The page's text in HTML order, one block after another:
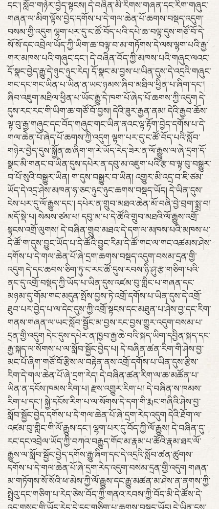
དང་། སློབ་གཉེར་བྱེད་སྟངས། དེ་བཞིན་མི་རིགས་གཞན་དང་རིག་གཞུང་
གཞན་ལ་མིག་ལྟོས་བྱེད་དགོས་པ་དེ་གལ་ཆེན་པོ་ཆགས་བསྡད་འདུག་
བསམ་གྱི་འདུག ལྷག་པར་དུ་ང་ཚོ་བོད་པའི་དཔེ་ཆ་བལྟ་དུས་གཙོ་བོ་དེ་
སོ་སོ་དང་འབྲེལ་ཡོད་ཀྱི་ཡིག་ཆ་བལྟ་བ་མ་གཏོགས་དེ་ལས་ལྷག་པའི་རྒྱ་
གར་མཁས་པའི་གཞུང་དང་། དེ་བཞིན་བོད་ཀྱི་མཁས་པའི་གཞུང་ལའང་
དོ་སྣང་བྱེད་རྒྱུ་དེ་ཉུང་ཉུང་རེད། དོ་སྣང་མ་བྱས་པ་ཡིན་དུས་དེ་འདྲའི་གཞུང་
གང་དང་གང་ཡིན་པ་ཡིན་ན་ཡང་ཉམས་ཞིབ་མཐིལ་ཕྱིན་པ་ཞིག་དང་།
ཞིབ་འཇུག་མཐིལ་ཕྱིན་པ་ཡོང་རྒྱུ་དེ་ཁག་པོ་ཞེད་པོ་ཆགས་ཀྱི་འདུག དེ་
དུས་རང་རང་གི་ཡིག་ཆ་གཙོ་བོ་བྱས། དེའི་ཟུར་རྒྱན་ནམ། དེའི་རྒྱབ་ཆོས་
ལྟ་བུ་རྒྱ་གཞུང་དང་བོད་གཞུང་གང་ཡིན་ནའང་ལྟ་རྟོག་བྱེད་དགོས་པ་དེ་
གལ་ཆེན་པོ་ཞེད་པོ་ཆགས་ཀྱི་འདུག ལྷག་པར་དུ་ང་ཚོ་བོད་པའི་སློབ་
གཉེར་བྱེད་དུས་སྐྱོན་ཆ་ཞིག་ག་རེ་ཡོད་རེད་ཟེར་ན་ལོ་རྒྱུུས་ལ་ཞེ་དྲག་དོ་
སྣང་མི་གནང་བ་ཡིན་དུས་དཔེར་ན་དབུ་མ་འཇུག་པའི་རྩ་བ་ལྟ་བུ་བསྒྱུར་
བ་པོ་སུའི་བསྒྱུར་ཡིན། ག་དུས་བསྒྱུར་བ་ཡིན། འགྱུར་མི་འདྲ་བ་ཇི་ཙམ་
ཡོད་དེ་འདྲ་ཤེས་མཁན་ཧ་ཅང་ཉུང་ཉུང་ཆགས་བསྡད་ཡོད། དེ་ཡིན་དུས་
ངེས་པར་དུ་ལོ་རྒྱུས་དང་། དཔེར་ན་གྲུབ་མཐའ་ཆེན་མོ་བཞི་བྱེ་བྲག་སྨྲ་བ།
མདོ་སྡེ་པ། སེམས་ཙམ་པ། དབུ་མ་པ་དེ་ཚོའི་གྲུབ་མཐའི་ལོ་རྒྱུས་འགྲོ་
སྟངས་འགྲོ་ལུགས། དེ་བཞིན་གྲུབ་མཐའ་དེ་དག་ལ་མཁས་པའི་མཁས་པ་
དེ་ཚོ་ག་དུས་བྱུང་ཡོད་པ་དེ་ཚོའི་བྱུང་རིམ་དེ་ཚོ་གང་ལ་གང་འཚམས་ཤེས་
དགོས་པ་དེ་གལ་ཆེན་པོ་ཞེ་དྲག་ཆགས་བསྡད་འདུག་བསམ་དྲན་གྱི་
འདུག དེ་དང་ཆབས་ཅིག་ཏུ་ང་རང་ཚོ་དུས་རབས་ཉི་ཤུ་རྩ་གཅིག་པའི་
ནང་དུ་འགྲོ་བསྡད་ཀྱི་ཡོད་པ་ཡིན་དུས་འཛམ་བུ་གླིང་པ་གཞན་དང་
མཉམ་དུ་གོམ་གང་མདུན་སྤོས་བྱས་ཏེ་འགྲོ་དགོས་པ་ཡིན་དུས་དེ་འགྲོ་
ཐུབ་པར་བྱེད་པ་ལ་དེང་དུས་ཀྱི་འགྲོ་སྟངས་དང་མཐུན་པ་ཤེས་བྱ་དང་རིག་
གནས་གཞན་ལ་ཡང་སློབ་སྦྱོང་མ་བྱས་རང་བྱས་གྱུར་འདུག་བསམ་པ་
དྲན་གྱི་འདུག དེང་དུས་དཔེར་ན་ཁྱབ་རྒྱ་ཆེ་བའི་སྐད་ཡིག་དབྱིན་སྐད་དང་
རྒྱ་སྐད་ལ་སོགས་པ་ལ་སློབ་སྦྱོང་བྱེད་པ། དེ་བཞིན་ཚན་རིག་གི་ཤེས་བྱ་
མང་པོ་ཞིག་གཙོ་བོ་རྩིས་ལ་བརྟེན་ནས་འགྲོ་དགོས་པ་ཡིན་དུས་རྩིས་
རིག་དེ་གལ་ཆེན་པོ་ཞེ་དྲག་རེད། དེ་བཞིན་ཚན་རིག་ལ་ཆ་མཚོན་པ་
ཡིན་ན་དངོས་ཁམས་རིག་པ། རྫས་འགྱུར་རིག་པ། དེ་བཞིན་ས་ཁམས་
རིག་པ་དང་། སྐྱེ་དངོས་རིག་པ་ལ་སོགས་དེ་དག་གི་རྨང་གཞིའི་ཤེས་བྱ་
སློབ་སྦྱོང་བྱེད་དགོས་པ་དེ་གལ་ཆེན་པོ་ཞེ་དྲག་རེད་འདུག དེའི་ཐོག་ལ་
འཛམ་བུ་གླིང་གི་ལོ་རྒྱུས་དང་། ལྷག་པར་དུ་བོད་ཀྱི་ལོ་རྒྱུས། དེ་བཞིན་དུ་
རང་དང་འབྲེལ་ཡོད་ཀྱི་བཀའ་བརྒྱུད་གོང་མ་རྣམ་པ་ཚོའི་རྣམ་ཐར་ལོ་
རྒྱུས་ལ་སློབ་སྦྱོང་བྱེད་དགོས་རྒྱུ་ཞིག་དང་དེ་འདྲའི་སློབ་ཚན་ཚུགས་
དགོས་པ་དེ་གལ་ཆེན་པོ་ཞེ་དྲག་རེད་འདུག་བསམ་དྲན་གྱི་འདུག གཞན་
མ་གཏོགས་སོ་སོའི་ཕ་མེས་ཀྱི་ལོ་རྒྱུས་དང་རྒྱུ་མཚན་མ་ཤེས་ན་ནགས་ཀྱི་
སྤྲེའུ་དང་གཅིག་པ་རེད་ཅེས་བོད་ཀྱི་གནའ་རབས་ཀྱི་བོད་མི་དེ་ཚོས་དེ་